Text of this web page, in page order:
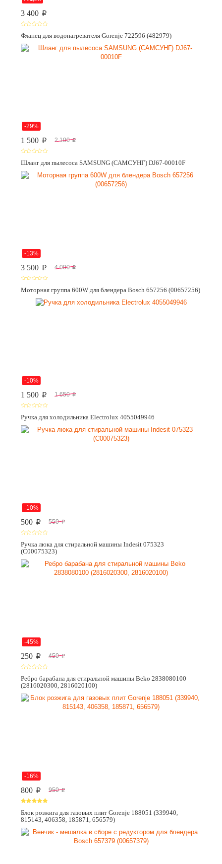
3 400 p
Фланец для водонагревателя Gorenje 722596 (482979)
-29%
1 500 p 2 100 p
Шланг для пылесоса SAMSUNG (САМСУНГ) DJ67-00010F
-13%
3 500 p 4 000 p
Моторная группа 600W для блендера Bosch 657256 (00657256)
-10%
1 500 p 1 650 p
Ручка для холодильника Electrolux 4055049946
-10%
500 p 550 p
Ручка люка для стиральной машины Indesit 075323
(C00075323)
-45%
250 p 450 p
Ребро барабана для стиральной машины Beko 2838080100
(2816020300, 2816020100)
-16%
800 p 950 p
Блок розжига для газовых плит Gorenje 188051 (339940,
815143, 406358, 185871, 656579)